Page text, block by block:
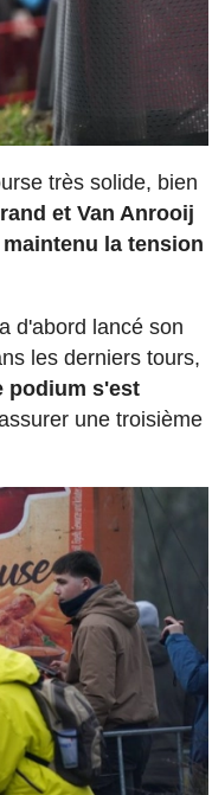
très solide, bien
et Van Anrooij
la tension
d'abord lancé son
les derniers tours,
podium s'est
une troisième